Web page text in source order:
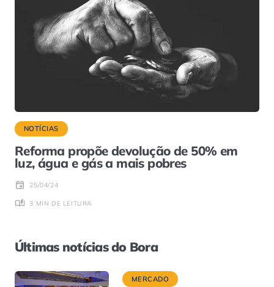
NOTÍCIAS
Reforma propõe devolução de 50% em
luz, água e gás a mais pobres
25/04/24
3 MIN DE LEITURA
Últimas notícias do Bora
MERCADO